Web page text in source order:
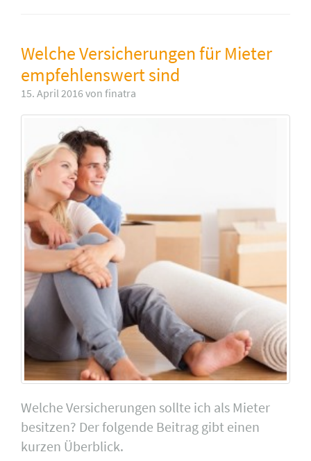
Welche Versicherungen für Mieter
empfehlenswert sind
15. April 2016 von finatra
Welche Versicherungen sollte ich als Mieter
besitzen? Der folgende Beitrag gibt einen
kurzen Überblick.